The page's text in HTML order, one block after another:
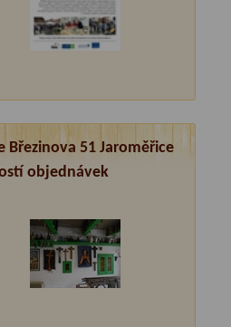
Březinova 51 Jaroměřice
objednávek